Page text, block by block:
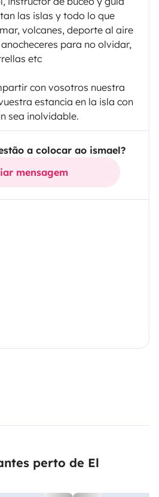
las islas y todo lo que
volcanes, deporte al aire
para no olvidar,
etc
con vosotros nuestra
estancia en la isla con
sea inolvidable.
a colocar ao ismael?
mensagem
perto de El